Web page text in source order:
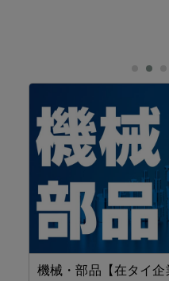
機械・部品【在タイ企